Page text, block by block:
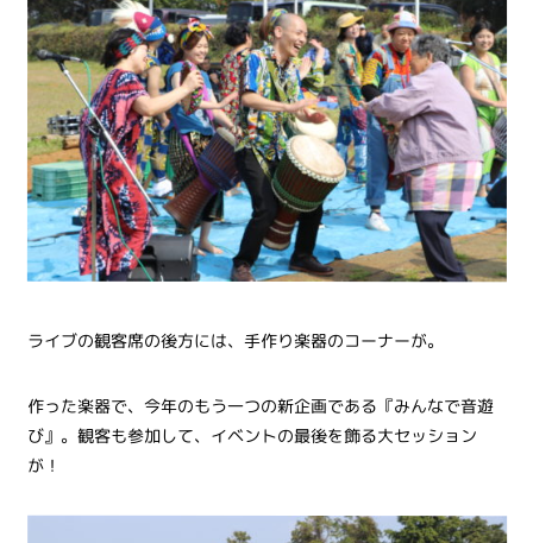
ライブの観客席の後方には、手作り楽器のコーナーが。
作った楽器で、今年のもう一つの新企画である『みんなで音遊
び』。観客も参加して、イベントの最後を飾る大セッション
が！